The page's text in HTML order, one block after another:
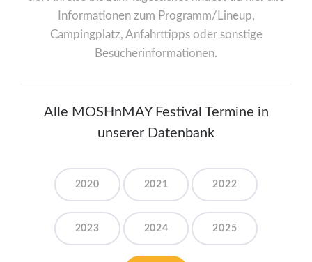
Informationen zum Programm/Lineup,
Campingplatz, Anfahrttipps oder sonstige
Besucherinformationen.
Alle MOSHnMAY Festival Termine in
unserer Datenbank
2020 2021 2022
2023 2024 2025